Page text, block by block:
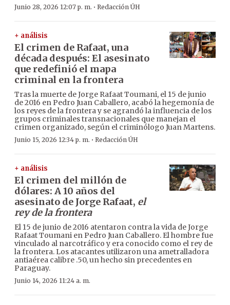
Junio 28, 2026 12:07 p. m. · Redacción ÚH
+ análisis
El crimen de Rafaat, una
década después: El asesinato
que redefinió el mapa
criminal en la frontera
Tras la muerte de Jorge Rafaat Toumani, el 15 de junio
de 2016 en Pedro Juan Caballero, acabó la hegemonía de
los reyes de la frontera y se agrandó la influencia de los
grupos criminales transnacionales que manejan el
crimen organizado, según el criminólogo Juan Martens.
Junio 15, 2026 12:34 p. m. · Redacción ÚH
+ análisis
El crimen del millón de
dólares: A 10 años del
asesinato de Jorge Rafaat, el
rey de la frontera
El 15 de junio de 2016 atentaron contra la vida de Jorge
Rafaat Toumani en Pedro Juan Caballero. El hombre fue
vinculado al narcotráfico y era conocido como el rey de
la frontera. Los atacantes utilizaron una ametralladora
antiaérea calibre .50, un hecho sin precedentes en
Paraguay.
Junio 14, 2026 11:24 a. m.